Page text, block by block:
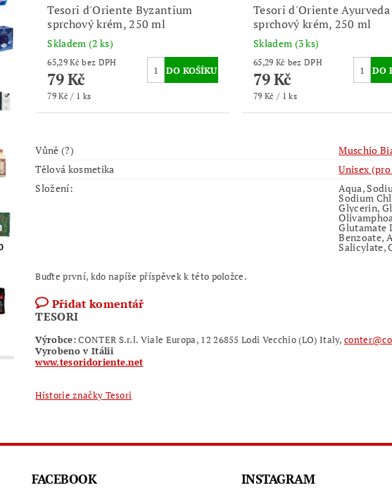
Tesori d'Oriente Byzantium
sprchový krém, 250 ml
Skladem (2 ks)
65,29 Kč bez DPH
79 Kč
79 Kč / 1 ks
Tesori d'Oriente Ayurveda
sprchový krém, 250 ml
Skladem (3 ks)
65,29 Kč bez DPH
79 Kč
79 Kč / 1 ks
Vůně (?) Muschio
Tělová kosmetika
Unisex
Složení:
Aqua,
Sodium
Glycerin,
Glutamate
Benzoate,
Salicylate,
Buďte první, kdo napíše příspěvek k této položce.
Přidat komentář
TESORI
Výrobce:CONTER S.r.l. Viale Europa, 12 26855 Lodi Vecchio (LO) Italy,
Vyrobeno v Itálii
www.tesoridoriente.net
Historie značky Tesori
FACEBOOK INSTAGRAM